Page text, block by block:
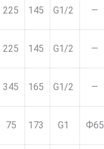
225 145 G1/2 —
225 145 G1/2 —
345 165 G1/2 —
75 173 G1 Ф65